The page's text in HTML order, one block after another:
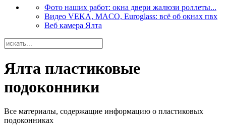
Фото наших работ: окна двери жалюзи роллеты...
Видео VEKA, MACO, Euroglass: всё об окнах пвх
Веб камера Ялта
Ялта пластиковые
подоконники
Все материалы, содержащие информацию о пластиковых
подоконниках